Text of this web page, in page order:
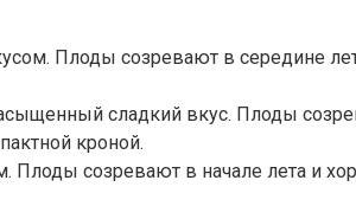
Плоды созревают в середине
сладкий вкус. Плоды
кроной.
Плоды созревают в начале лета и